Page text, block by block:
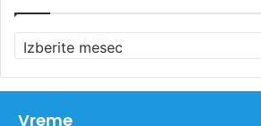
r
h
vVreme